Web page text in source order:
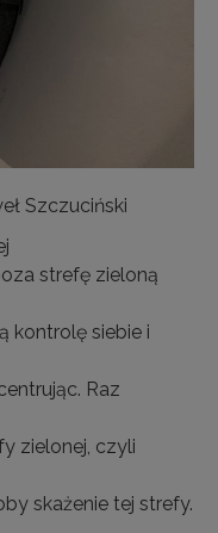
Szczuciński
strefę zieloną
kontrolę siebie i
Raz
zielonej, czyli
skażenie tej strefy.